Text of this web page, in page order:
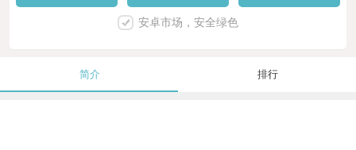
安卓市场，安全绿色
简介 排行